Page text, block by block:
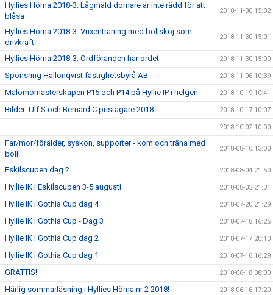
Hyllies Hörna 2018-3: Lågmäld domare är inte rädd för att
blåsa
2018-11-30 15:02
Hyllies Hörna 2018-3: Vuxenträning med bollskoj som
drivkraft
2018-11-30 15:01
Hyllies Hörna 2018-3: Ordföranden har ordet 2018-11-30 15:00
Sponsring Hallonqvist fastighetsbyrå AB 2018-11-06 10:39
Malömömästerskapen P15 och P14 på Hyllie IP i helgen 2018-10-19 10:41
Bilder: Ulf S och Bernard C pristagare 2018 2018-10-17 10:07
2018-10-02 10:00
Far/mor/förälder, syskon, supporter - kom och träna med
boll!
2018-08-10 13:00
Eskilscupen dag 2 2018-08-04 21:50
Hyllie IK i Eskilscupen 3-5 augusti 2018-08-03 21:31
Hyllie IK i Gothia Cup dag 4 2018-07-20 21:29
Hyllie IK i Gothia Cup - Dag 3 2018-07-18 16:25
Hyllie IK i Gothia Cup dag 2 2018-07-17 20:10
Hyllie IK i Gothia Cup dag 1 2018-07-16 16:29
GRATTIS! 2018-06-18 08:00
Härlig sommarläsning i Hyllies Hörna nr 2 2018! 2018-06-16 17:20